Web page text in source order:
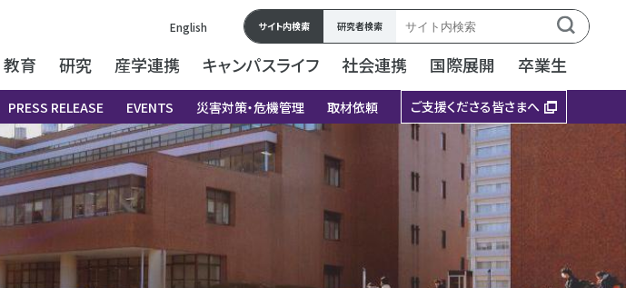
English サイト内検索 研究者検索
教育 研究 産学連携 キャンパスライフ 社会連携 国際展開 卒業生
PRESS RELEASE EVENTS 災害対策・危機管理 取材依頼 ご支援くださる皆さまへ